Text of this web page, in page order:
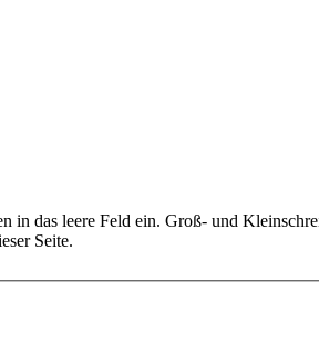
in das leere Feld ein. Groß- und
Seite.